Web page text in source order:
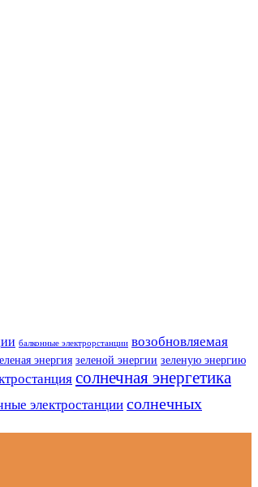
балконные электрорстанции возобновляемая
энергия зеленой энергии зеленую энергию
солнечная энергетика
электростанции солнечных